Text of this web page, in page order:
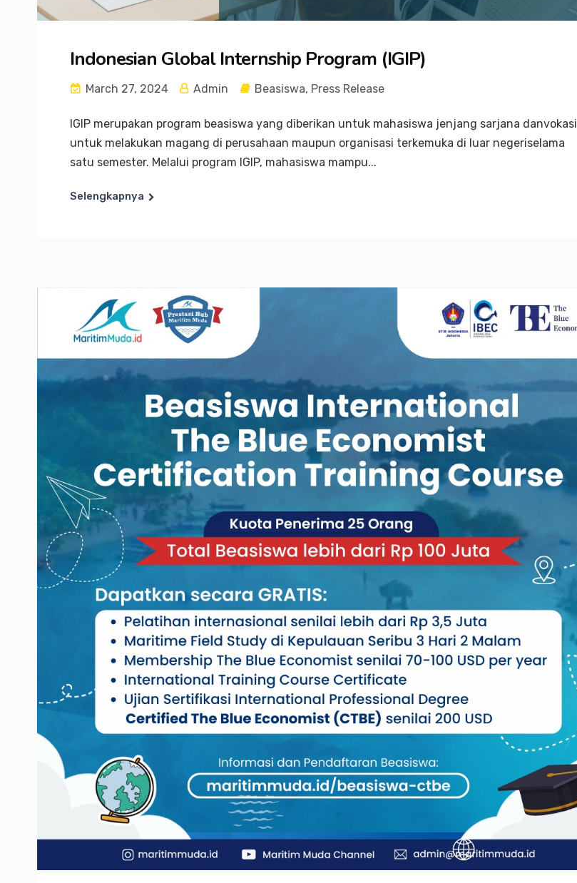
Indonesian Global Internship Program (IGIP)
March 27, 2024 Admin Beasiswa, Press Release
IGIP merupakan program beasiswa yang diberikan untuk mahasiswa jenjang sarjana danvokasi
untuk melakukan magang di perusahaan maupun organisasi terkemuka di luar negeriselama
satu semester. Melalui program IGIP, mahasiswa mampu...
Selengkapnya